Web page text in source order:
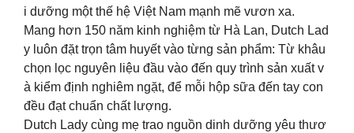
i dưỡng một thế hệ Việt Nam mạnh mẽ vươn xa.
Mang hơn 150 năm kinh nghiệm từ Hà Lan, Dutch Lad
y luôn đặt trọn tâm huyết vào từng sản phẩm: Từ khâu
chọn lọc nguyên liệu đầu vào đến quy trình sản xuất v
à kiểm định nghiêm ngặt, để mỗi hộp sữa đến tay con
đều đạt chuẩn chất lượng.
Dutch Lady cùng mẹ trao nguồn dinh dưỡng yêu thươ